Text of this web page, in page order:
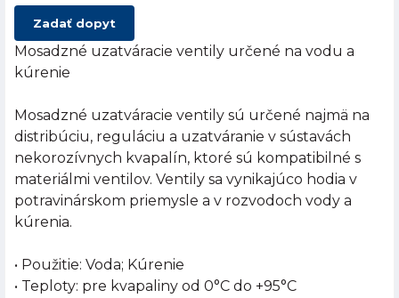
Zadať dopyt
Mosadzné uzatváracie ventily určené na vodu a
kúrenie
Mosadzné uzatváracie ventily sú určené najmä na
distribúciu, reguláciu a uzatváranie v sústavách
nekorozívnych kvapalín, ktoré sú kompatibilné s
materiálmi ventilov. Ventily sa vynikajúco hodia v
potravinárskom priemysle a v rozvodoch vody a
kúrenia.
• Použitie: Voda; Kúrenie
• Teploty: pre kvapaliny od 0°C do +95°C